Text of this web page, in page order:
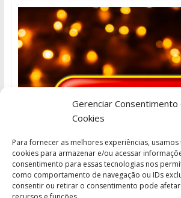
Gerenciar Consentimento
Cookies
Para fornecer as melhores experiências,
cookies para armazenar e/ou acessar
consentimento para essas tecnologias nos
como comportamento de navegação ou IDs
consentir ou retirar o consentimento pode